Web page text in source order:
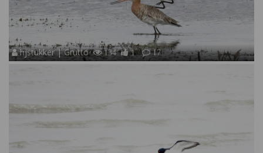
hjstukker | Grutto 134 1 17